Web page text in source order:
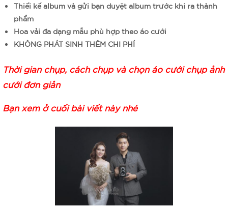
Thiếi kế album và gửi bạn duyệt album trước khi ra thành
phẩm
Hoa vải đa dạng mẫu phù hợp theo áo cưới
KHÔNG PHÁT SINH THÊM CHI PHÍ
Thời gian chụp, cách chụp và chọn áo cưới chụp ảnh
cưới đơn giản
Bạn xem ở cuối bài viết này nhé